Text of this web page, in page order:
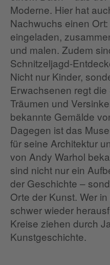
Moderne. Hier hat
Nachwuchs einen
eingeladen,
und malen. Zudem
Schnitzeljagd-
Nicht nur Kinder,
Erwachsenen regt
Träumen und
bekannte Gemälde
Dagegen ist das
für seine Architektur
von Andy Warhol
sind nicht nur ein
der Geschichte –
Orte der Kunst. Wer
schwer wieder
Kreise ziehen durch
Kunstgeschichte.